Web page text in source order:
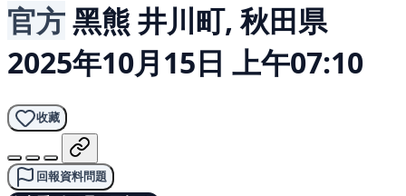
官方黑熊 井川町, 秋田県
2025年10月15日 上午07:10
收藏
回報資料問題